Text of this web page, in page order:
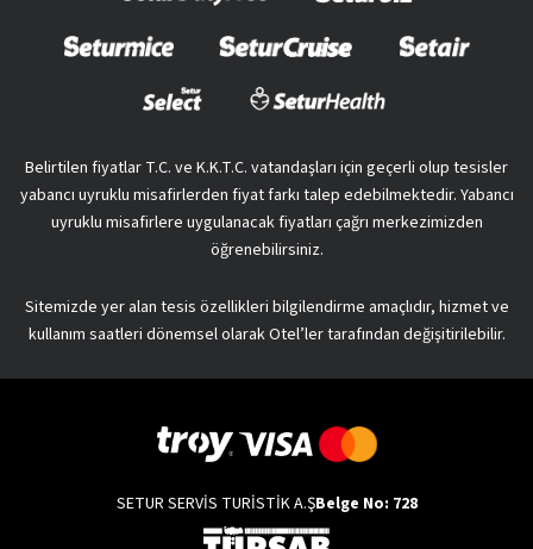
Belirtilen fiyatlar T.C. ve K.K.T.C. vatandaşları için geçerli olup tesisler
yabancı uyruklu misafirlerden fiyat farkı talep edebilmektedir. Yabancı
uyruklu misafirlere uygulanacak fiyatları çağrı merkezimizden
öğrenebilirsiniz.
Sitemizde yer alan tesis özellikleri bilgilendirme amaçlıdır, hizmet ve
kullanım saatleri dönemsel olarak Otel’ler tarafından değişitirilebilir.
SETUR SERVİS TURİSTİK A.ŞBelge No: 728